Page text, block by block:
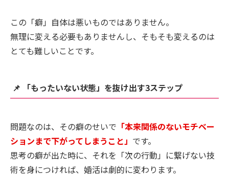
この「癖」自体は悪いものではありません。
無理に変える必要もありませんし、そもそも変えるのは
とても難しいことです。
📌 「もったいない状態」を抜け出す3ステップ
問題なのは、その癖のせいで 「本来関係のないモチベー
ションまで下がってしまうこと」 です。
思考の癖が出た時に、それを「次の行動」に繋げない技
術を身につければ、婚活は劇的に変わります。